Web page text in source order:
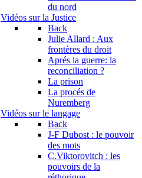
du nord
Vidéos sur la Justice
Back
Julie Allard : Aux
frontères du droit
Aprés la guerre: la
reconciliation ?
La prison
La procés de
Nuremberg
Vidéos sur le langage
Back
J-F Dubost : le pouvoir
des mots
C.Viktorovitch : les
pouvoirs de la